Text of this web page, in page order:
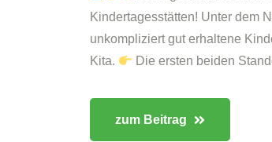
Kindertagesstätten! Unter dem
unkompliziert gut erhaltene
Kita.
Die ersten beiden
zum Beitrag